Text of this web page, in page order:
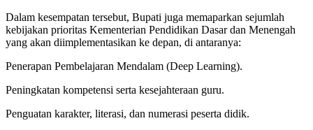
Dalam kesempatan tersebut, Bupati juga memaparkan sejumlah
kebijakan prioritas Kementerian Pendidikan Dasar dan Menengah
yang akan diimplementasikan ke depan, di antaranya:
Penerapan Pembelajaran Mendalam (Deep Learning).
Peningkatan kompetensi serta kesejahteraan guru.
Penguatan karakter, literasi, dan numerasi peserta didik.